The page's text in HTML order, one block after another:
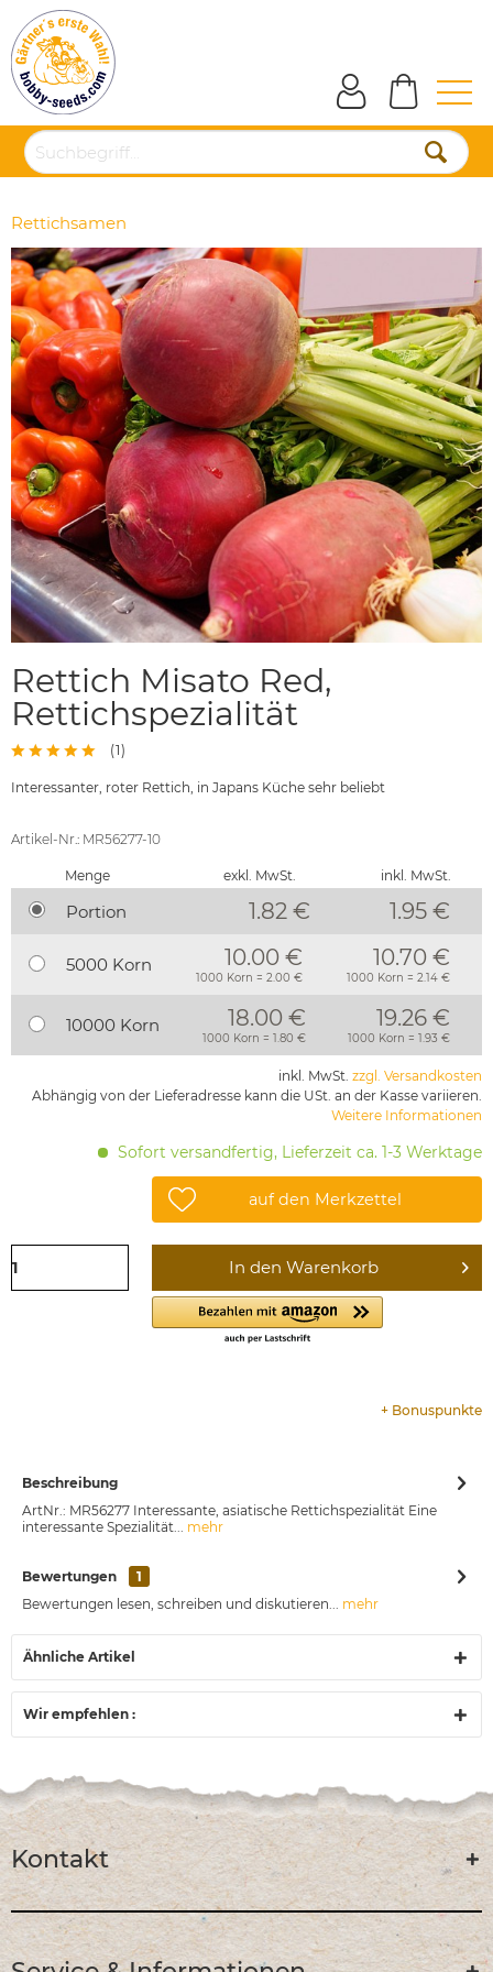
Rettichsamen
Rettich Misato Red,
Rettichspezialität
(1)
Interessanter, roter Rettich, in Japans Küche sehr beliebt
Artikel-Nr.: MR56277-10
Menge exkl. MwSt. inkl. MwSt.
Portion 1.82 € 1.95 €
5000 Korn 10.00 €
1000 Korn = 2.00 €
10.70 €
1000 Korn = 2.14 €
10000 Korn 18.00 €
1000 Korn = 1.80 €
19.26 €
1000 Korn = 1.93 €
inkl. MwSt. zzgl. Versandkosten
Abhängig von der Lieferadresse kann die USt. an der Kasse variieren.
Weitere Informationen
Sofort versandfertig, Lieferzeit ca. 1-3 Werktage
auf den Merkzettel
In den Warenkorb
+ Bonuspunkte
Beschreibung
ArtNr.: MR56277 Interessante, asiatische Rettichspezialität Eine
interessante Spezialität... mehr
Bewertungen
1
Bewertungen lesen, schreiben und diskutieren... mehr
Ähnliche Artikel
Wir empfehlen :
Kontakt